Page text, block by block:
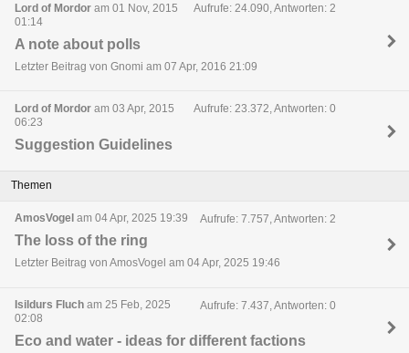
Lord of Mordor am 01 Nov, 2015
01:14
Aufrufe: 24.090, Antworten: 2
A note about polls
Letzter Beitrag von Gnomi am 07 Apr, 2016 21:09
Lord of Mordor am 03 Apr, 2015
06:23
Aufrufe: 23.372, Antworten: 0
Suggestion Guidelines
Themen
AmosVogel am 04 Apr, 2025 19:39 Aufrufe: 7.757, Antworten: 2
The loss of the ring
Letzter Beitrag von AmosVogel am 04 Apr, 2025 19:46
Isildurs Fluch am 25 Feb, 2025
02:08
Aufrufe: 7.437, Antworten: 0
Eco and water - ideas for different factions